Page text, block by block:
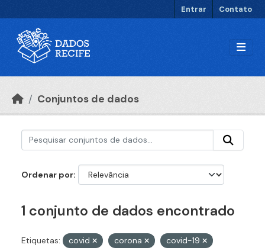
Entrar Contato
Conjuntos de dados
Ordenar por
1 conjunto de dados encontrado
Etiquetas: covid corona
covid-19